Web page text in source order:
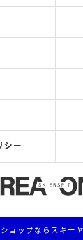
シー
ョップならスキー